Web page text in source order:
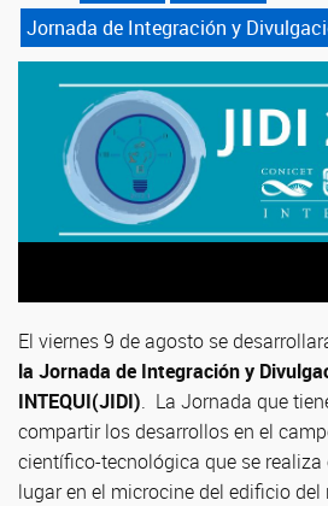
Jornada de Integración y
El viernes 9 de agosto se
la Jornada de Integración y
INTEQUI(JIDI). La Jornada que
compartir los desarrollos en el
científico-tecnológica que se realiza
lugar en el microcine del edificio del